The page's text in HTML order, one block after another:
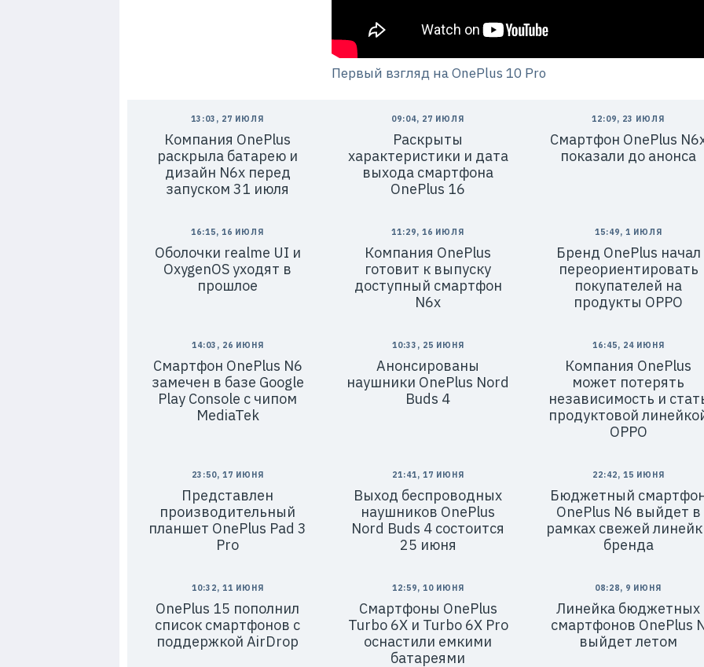
Первый взгляд на OnePlus 10 Pro
13:03, 27 ИЮЛЯ
Компания OnePlus
раскрыла батарею и
дизайн N6x перед
запуском 31 июля
09:04, 27 ИЮЛЯ
Раскрыты
характеристики и дата
выхода смартфона
OnePlus 16
12:09, 23 ИЮЛЯ
Смартфон OnePlus
показали до анонса
16:15, 16 ИЮЛЯ
Оболочки realme UI и
OxygenOS уходят в
прошлое
11:29, 16 ИЮЛЯ
Компания OnePlus
готовит к выпуску
доступный смартфон
N6x
15:49, 1 ИЮЛЯ
Бренд OnePlus начал
переориентировать
покупателей на
продукты OPPO
14:03, 26 ИЮНЯ
Смартфон OnePlus N6
замечен в базе Google
Play Console с чипом
MediaTek
10:33, 25 ИЮНЯ
Анонсированы
наушники OnePlus Nord
Buds 4
16:45, 24 ИЮНЯ
Компания OnePlus
может потерять
независимость и
продуктовой
OPPO
23:50, 17 ИЮНЯ
Представлен
производительный
планшет OnePlus Pad 3
Pro
21:41, 17 ИЮНЯ
Выход беспроводных
наушников OnePlus
Nord Buds 4 состоится
25 июня
22:42, 15 ИЮНЯ
Бюджетный
OnePlus N6 выйдет в
рамках свежей
бренда
10:32, 11 ИЮНЯ
OnePlus 15 пополнил
список смартфонов с
поддержкой AirDrop
12:59, 10 ИЮНЯ
Смартфоны OnePlus
Turbo 6X и Turbo 6X Pro
оснастили емкими
батареями
08:28, 9 ИЮНЯ
Линейка бюджетных
смартфонов OnePlus
выйдет летом